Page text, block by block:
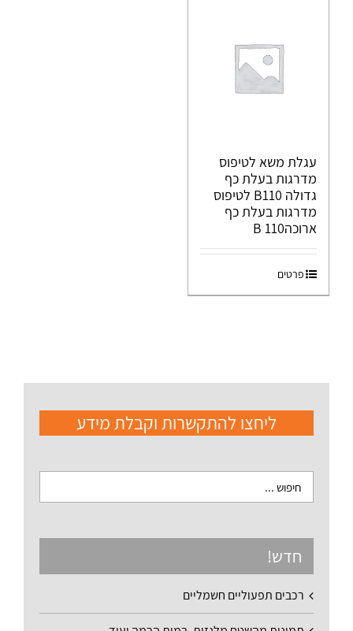
עגלת משא לטיפוס
מדרגות בעלת כף
גדולה B110 לטיפוס
מדרגות בעלת כף
ארוכהB 110
פרטים
ליחצו להתקשרות וקבלת מידע
חדש!
רכבים תפעוליים חשמליים